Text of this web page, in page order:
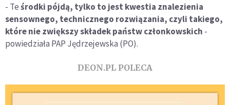
- Teśrodki pójdą, tylko to jest kwestia znalezienia
sensownego, technicznego rozwiązania, czyli takiego,
które nie zwiększy składek państw członkowskich -
powiedziała PAP Jędrzejewska (PO).
DEON.PL POLECA